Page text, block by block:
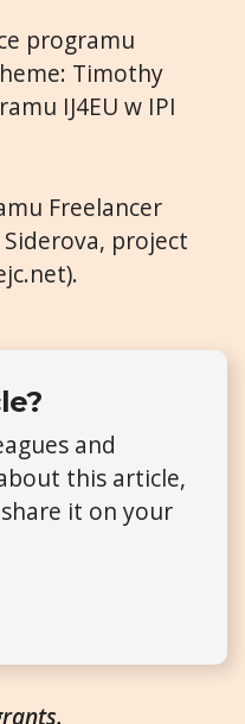
programu
Timothy
IJ4EU w IPI
Freelancer
project
).
and
this article,
it on your